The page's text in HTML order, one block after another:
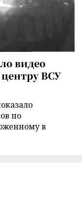
видео
ВСУ
по
в